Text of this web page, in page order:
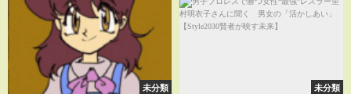
未分類 未分類